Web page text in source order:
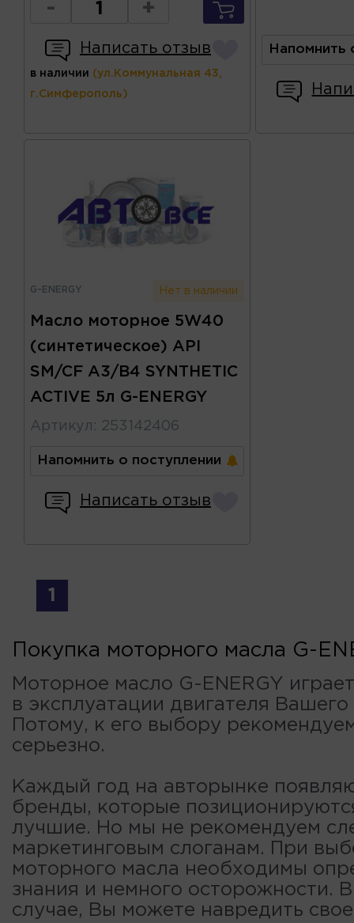
- +
Написать отзыв
в наличии (ул.Коммунальная 43,
г.Симферополь)
Напомнить
G-ENERGY Нет в наличии
Масло моторное 5W40
(синтетическое) API
SM/CF A3/B4 SYNTHETIC
ACTIVE 5л G-ENERGY
Артикул : 253142406
Напомнить о поступлении
Написать отзыв
1
Покупка моторного масла G-
Моторное масло G-ENERGY
в эксплуатации двигателя
Потому, к его выбору
серьезно.
Каждый год на авторынке
бренды, которые
лучшие. Но мы не рекомендуем
маркетинговым слоганам. При
моторного масла необходимы
знания и немного осторожности.
случае, Вы можете навредить